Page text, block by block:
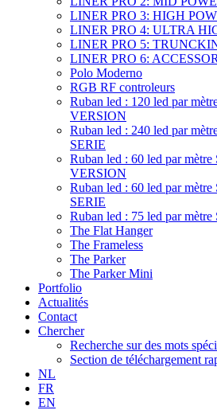
LINER PRO 3: HIGH
LINER PRO 4: ULTRA
LINER PRO 5:
LINER PRO 6:
Polo Moderno
RGB RF controleurs
Ruban led : 120 led par
VERSION
Ruban led : 240 led par
SERIE
Ruban led : 60 led par
VERSION
Ruban led : 60 led par
SERIE
Ruban led : 75 led par
The Flat Hanger
The Frameless
The Parker
The Parker Mini
Portfolio
Actualités
Contact
Chercher
Recherche sur des mots
Section de téléchargement
NL
FR
EN